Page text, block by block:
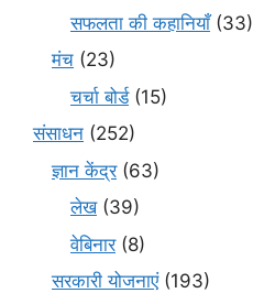
सफलता की कहानियाँ(33)
मंच (23)
चर्चा बोर्ड(15)
संसाधन (252)
ज्ञान केंद्र(63)
लेख(39)
वेबिनार(8)
सरकारी योजनाएं(193)